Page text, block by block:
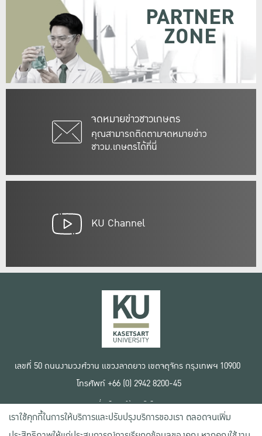
จดหมายข่าวชาวเกษตร
คุณสามารถติดตามจดหมายข่าว
ชาวม.เกษตรได้ที่นี่
PARTNER
ZONE
KU Channel
เลขที่ 50 ถนนงามวงศ์วาน แขวงลาดยาว เขตจตุจักร กรุงเทพฯ 10900
โทรศัพท์ +66 (0) 2942 8200-45
เงื่อนไขการใช้งานเว็บไซต์
ข้อตกลงด้านสิทธิ์ใช้งาน
นโยบายความเป็นส่วนตัว
เราใช้คุกกี้ในการให้บริการและปรับปรุงบริการของเรา ตลอดจนเพิ่ม